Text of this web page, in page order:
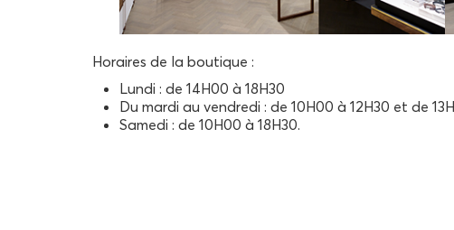
Horaires de la boutique :
Lundi : de 14H00 à 18H30
Du mardi au vendredi : de 10H00 à 12H30 et de
Samedi : de 10H00 à 18H30.